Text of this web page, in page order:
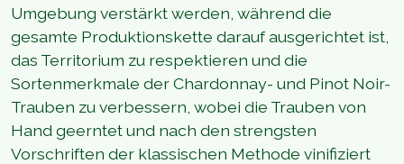
Umgebung verstärkt werden, während die
gesamte Produktionskette darauf ausgerichtet ist,
das Territorium zu respektieren und die
Sortenmerkmale der Chardonnay- und Pinot Noir-
Trauben zu verbessern, wobei die Trauben von
Hand geerntet und nach den strengsten
Vorschriften der klassischen Methode vinifiziert